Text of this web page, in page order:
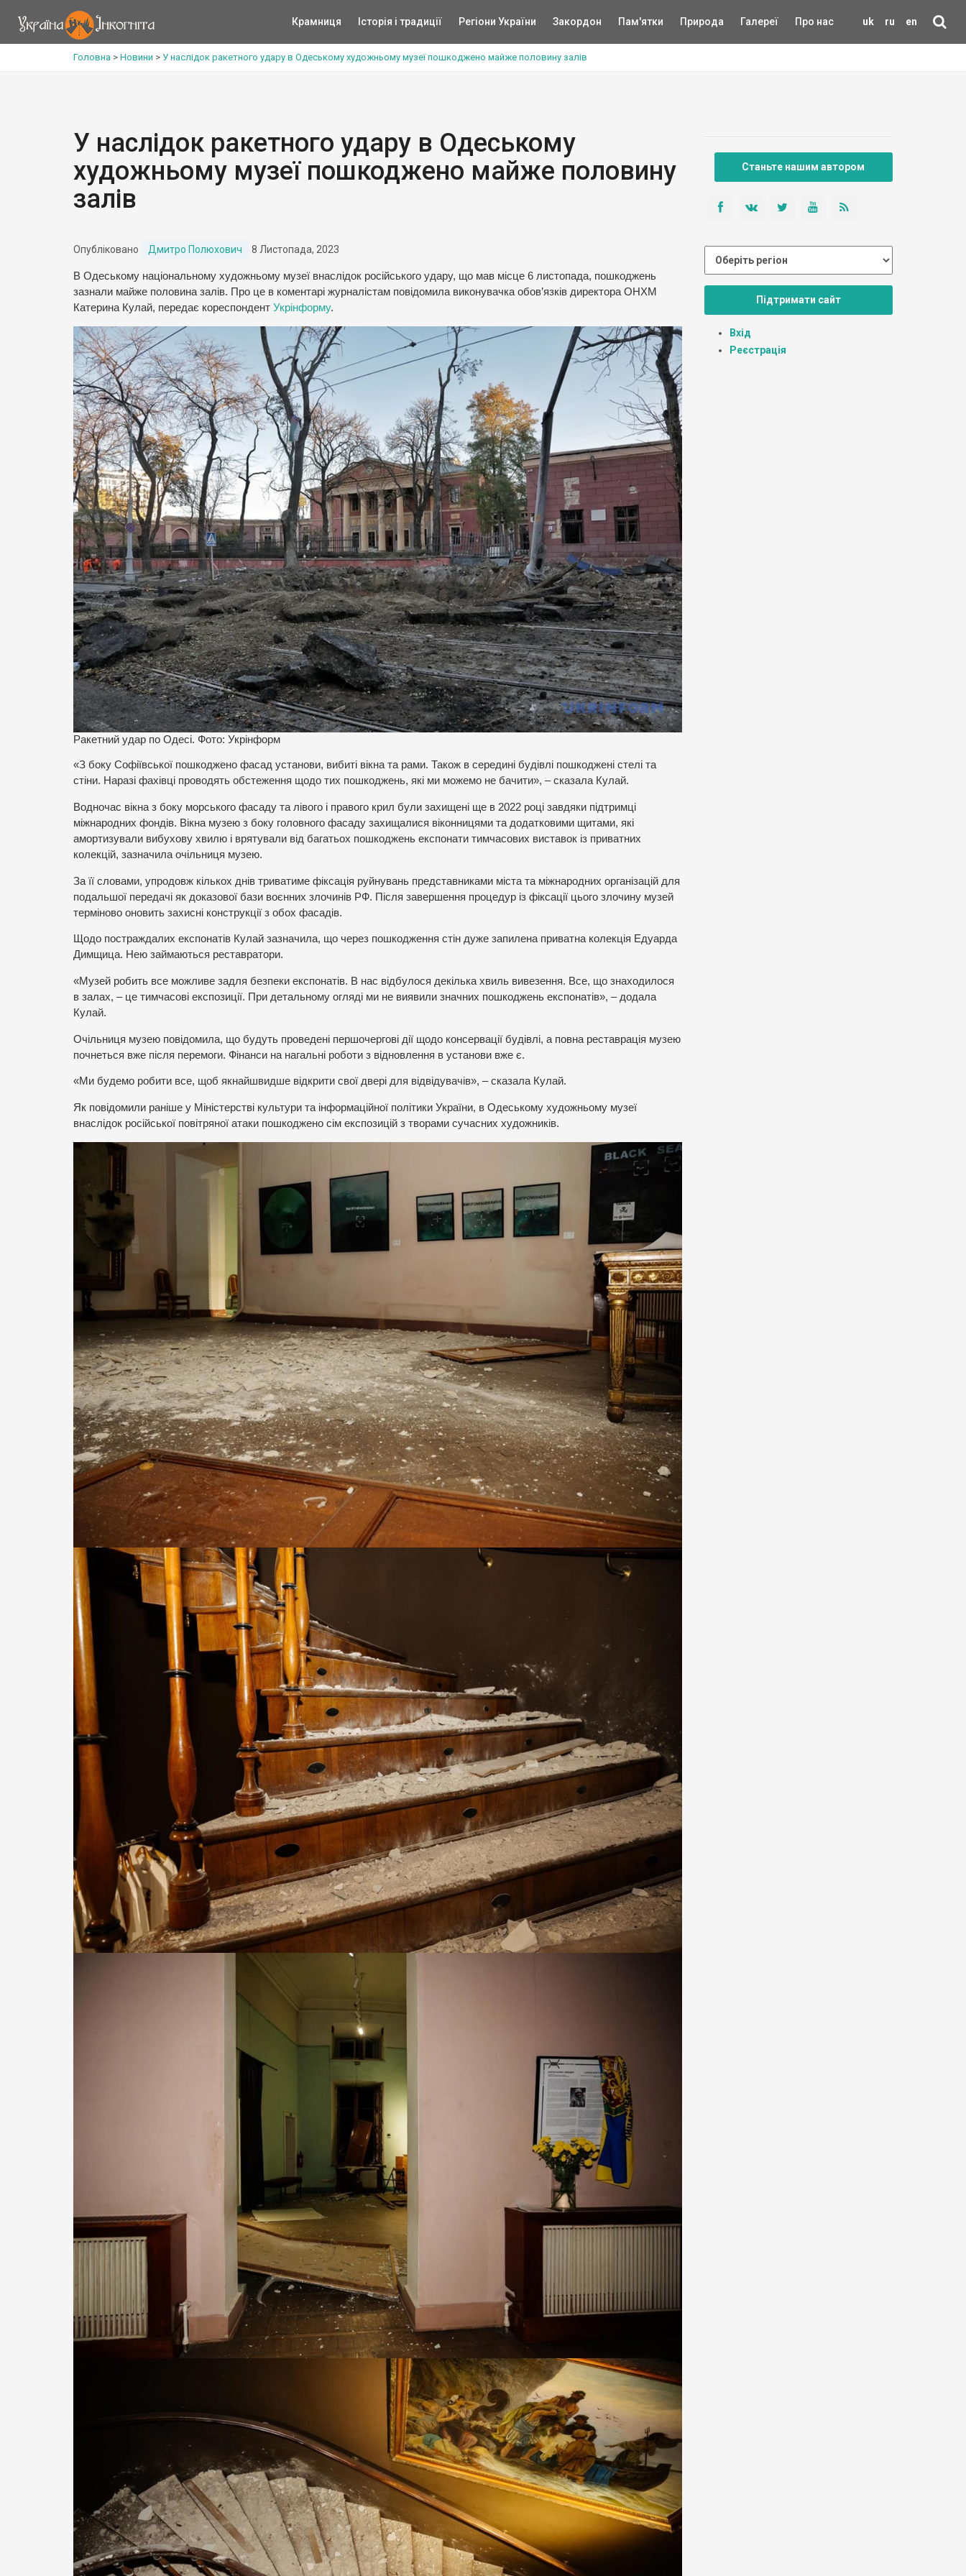
uk ru en
Крамниця Історія і традиції Регіони України Закордон Пам'ятки Природа Галереї Про нас
Головна > Новини > У наслідок ракетного удару в Одеському художньому музеї пошкоджено майже половину залів
У наслідок ракетного удару в Одеському
художньому музеї пошкоджено майже половину
залів
Опубліковано Дмитро Полюхович 8 Листопада, 2023
В Одеському національному художньому музеї внаслідок російського удару, що мав місце 6 листопада, пошкоджень
зазнали майже половина залів. Про це в коментарі журналістам повідомила виконувачка обов’язків директора ОНХМ
Катерина Кулай, передає кореспондент Укрінформу.
Ракетний удар по Одесі. Фото: Укрінформ
«З боку Софіївської пошкоджено фасад установи, вибиті вікна та рами. Також в середині будівлі пошкоджені стелі та
стіни. Наразі фахівці проводять обстеження щодо тих пошкоджень, які ми можемо не бачити», – сказала Кулай.
Водночас вікна з боку морського фасаду та лівого і правого крил були захищені ще в 2022 році завдяки підтримці
міжнародних фондів. Вікна музею з боку головного фасаду захищалися віконницями та додатковими щитами, які
амортизували вибухову хвилю і врятували від багатьох пошкоджень експонати тимчасових виставок із приватних
колекцій, зазначила очільниця музею.
За її словами, упродовж кількох днів триватиме фіксація руйнувань представниками міста та міжнародних організацій для
подальшої передачі як доказової бази воєнних злочинів РФ. Після завершення процедур із фіксації цього злочину музей
терміново оновить захисні конструкції з обох фасадів.
Щодо постраждалих експонатів Кулай зазначила, що через пошкодження стін дуже запилена приватна колекція Едуарда
Димщица. Нею займаються реставратори.
«Музей робить все можливе задля безпеки експонатів. В нас відбулося декілька хвиль вивезення. Все, що знаходилося
в залах, – це тимчасові експозиції. При детальному огляді ми не виявили значних пошкоджень експонатів», – додала
Кулай.
Очільниця музею повідомила, що будуть проведені першочергові дії щодо консервації будівлі, а повна реставрація музею
почнеться вже після перемоги. Фінанси на нагальні роботи з відновлення в установи вже є.
«Ми будемо робити все, щоб якнайшвидше відкрити свої двері для відвідувачів», – сказала Кулай.
Як повідомили раніше у Міністерстві культури та інформаційної політики України, в Одеському художньому музеї
внаслідок російської повітряної атаки пошкоджено сім експозицій з творами сучасних художників.
Станьте нашим автором
Підтримати сайт
Вхід
Реєстрація